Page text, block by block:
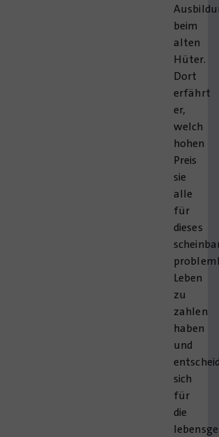
beim
alten
Hüter.
Dort
erfährt
er,
welch
hohen
Preis
sie
alle
für
dieses
Leben
zu
zahlen
haben
und
sich
für
die